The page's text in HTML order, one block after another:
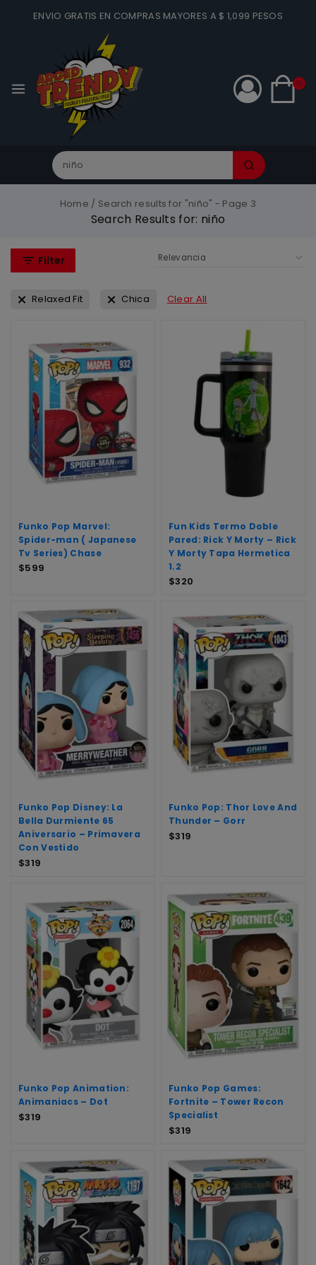
ENVIO GRATIS EN COMPRAS MAYORES A $ 1,099 PESOS
0
Home / Search results for "niño" - Page 3
Search Results for: niño
Filter
Relaxed Fit Chica Clear All
Funko Pop Marvel:
Spider-man ( Japanese
Tv Series) Chase
$599
Fun Kids Termo Doble
Pared: Rick Y Morty – Rick
Y Morty Tapa Hermetica
1.2
$320
Funko Pop Disney: La
Bella Durmiente 65
Aniversario – Primavera
Con Vestido
$319
Funko Pop: Thor Love And
Thunder – Gorr
$319
Funko Pop Animation:
Animaniacs – Dot
$319
Funko Pop Games:
Fortnite – Tower Recon
Specialist
$319